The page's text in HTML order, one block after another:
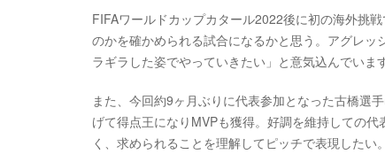
FIFAワールドカップカタール2022後に初の海外挑
のかを確かめられる試合になるかと思う。アグレ
ラギラした姿でやっていきたい」と意気込んでいます
また、今回約9ヶ月ぶりに代表参加となった古橋選
げて得点王になりMVPも獲得。好調を維持しての
く、求められることを理解してピッチで表現した